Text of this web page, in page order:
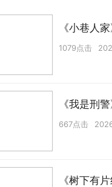
《小巷人
1079点击
《我是刑
667点击
《树下有